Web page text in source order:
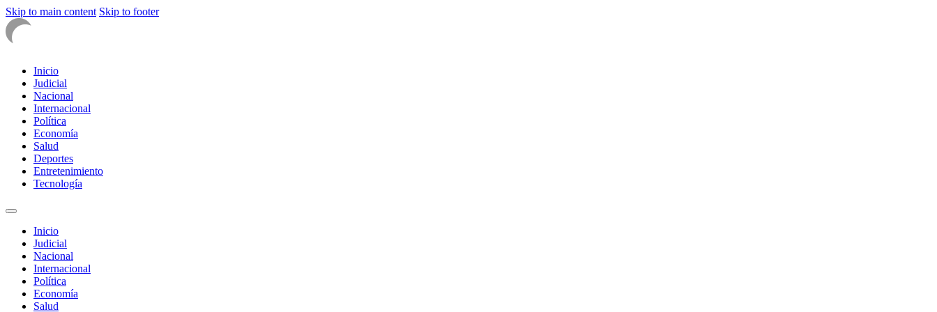
Skip to main content Skip to footer
Inicio
Judicial
Nacional
Internacional
Política
Economía
Salud
Deportes
Entretenimiento
Tecnología
Inicio
Judicial
Nacional
Internacional
Política
Economía
Salud